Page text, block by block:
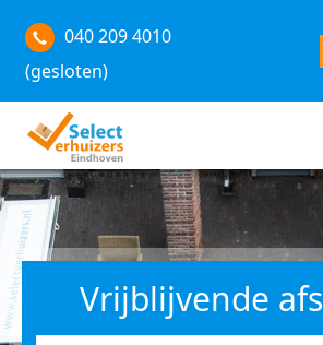
040 209 4010
(gesloten)
Vrijblijvende